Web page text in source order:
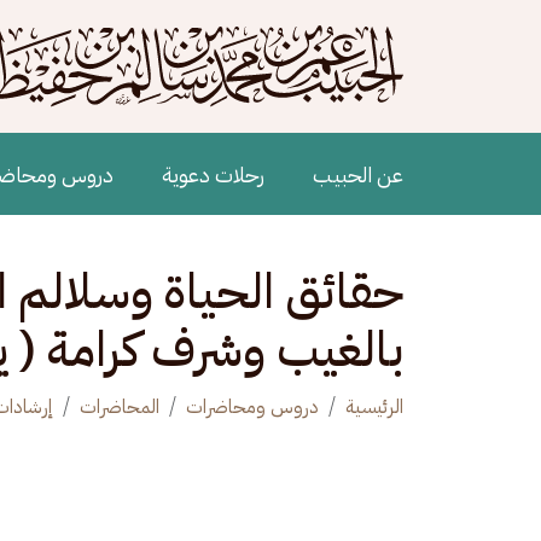
Main navigation
عن الحبيب رحلات دعوية دروس
حقائق الحياة وسلالم
بالغيب وشرف كرامة
الرئيسية دروس ومحاضرات المحاضرات